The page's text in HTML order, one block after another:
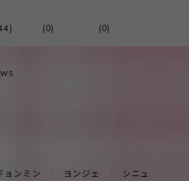
(0) (0)
ョンミン ヨンジェ
シニュ